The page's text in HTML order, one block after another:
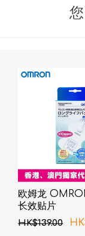
欧姆龙
长效贴片
HK$139.00